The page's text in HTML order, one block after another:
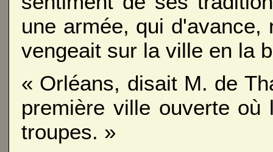
une armée, qui
vengeait sur la ville en la
« Orléans, disait M. de
première ville ouverte
troupes. »